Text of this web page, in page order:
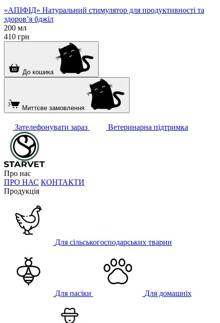
«АПІФІД» Натуральний стимулятор для продуктивності та
здоров’я бджіл
200 мл
410 грн
До кошика
Миттєве замовлення
Зателефонувати зараз Ветеринарна підтримка
Про нас
ПРО НАС КОНТАКТИ
Продукція
Для сільськогосподарських тварин
Для пасіки Для домашніх